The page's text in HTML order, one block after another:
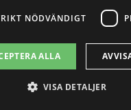
så du kan
bäst.
NÖDVÄNDIGT
ALLA
VISA DETALJER